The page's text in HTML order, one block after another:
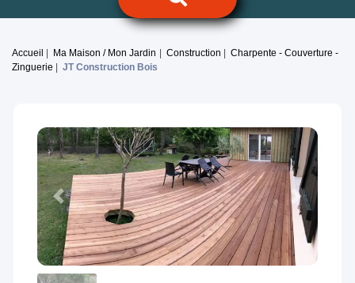
Accueil Ma Maison / Mon Jardin Construction
Charpente - Couverture -
Zinguerie
JT Construction Bois
Previous Next